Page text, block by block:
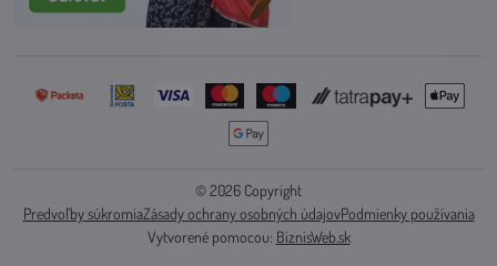
©2026 Copyright
Predvoľby súkromiaZásady ochrany osobných údajovPodmienky používania
Vytvorené pomocou: BiznisWeb.sk